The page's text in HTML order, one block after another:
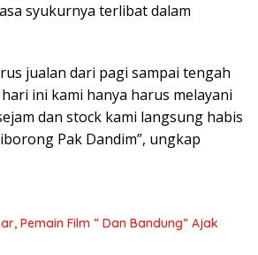
syukurnya terlibat dalam
jualan dari pagi sampai tengah
ini kami hanya harus melayani
dan stock kami langsung habis
Pak Dandim”, ungkap
Pemain Film ” Dan Bandung” Ajak